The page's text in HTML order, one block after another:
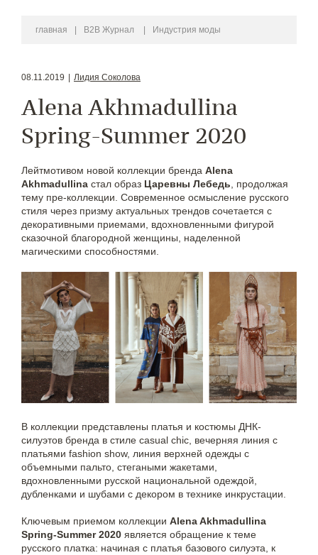
главная B2B Журнал Индустрия моды
08.11.2019 Лидия Соколова
Alena Akhmadullina
Spring-Summer 2020
Лейтмотивом новой коллекции бренда Alena
Akhmadullina стал образ Царевны Лебедь , продолжая
тему пре-коллекции. Современное осмысление русского
стиля через призму актуальных трендов сочетается с
декоративными приемами, вдохновленными фигурой
сказочной благородной женщины, наделенной
магическими способностями.
В коллекции представлены платья и костюмы ДНК-
силуэтов бренда в стиле casual chic, вечерняя линия с
платьями fashion show, линия верхней одежды с
объемными пальто, стегаными жакетами,
вдохновленными русской национальной одеждой,
дубленками и шубами с декором в технике инкрустации.
Ключевым приемом коллекции Alena Akhmadullina
Spring-Summer 2020 является обращение к теме
русского платка: начиная с платья базового силуэта, к